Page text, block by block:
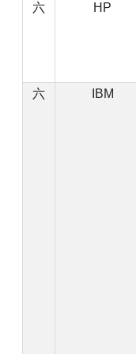
六 HP
六 IBM